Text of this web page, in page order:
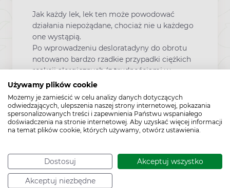
Używamy plików cookie
Możemy je zamieścić w celu analizy danych dotyczących
odwiedzających, ulepszenia naszej strony internetowej, pokazania
spersonalizowanych treści i zapewnienia Państwu wspaniałego
doświadczenia na stronie internetowej. Aby uzyskać więcej informacji
na temat plików cookie, których używamy, otwórz ustawienia.
Dostosuj Akceptuj wszystko
Akceptuj niezbędne
Jak każdy lek, lek ten może powodować
działania niepożądane, chociaż nie u każdego
one wystąpią.
Po wprowadzeniu desloratadyny do obrotu
notowano bardzo rzadkie przypadki ciężkich
reakcji alergicznych (z trudnościami w
oddychaniu, świszczącym oddechem,
świądem, pokrzywką i obrzękiem). Jeśli u
pacjenta wystąpi którakolwiek z tych
niepożądanych reakcji, należy przerwać
stosowanie leku i niezwłocznie zwrócić się o
u dorosłych działania niepożądane leku
Jovesto były prawie takie same, jak po
zastosowaniu placebo (roztworu